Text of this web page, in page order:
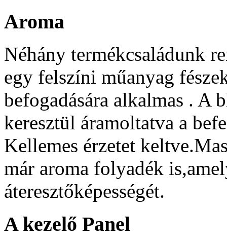
Aroma
Néhány termékcsaládunk
egy felszíni műanyag
befogadására alkalmas . A
keresztül áramoltatva a
Kellemes érzetet
már aroma folyadék
áteresztőképességét.
A kezelő Panel